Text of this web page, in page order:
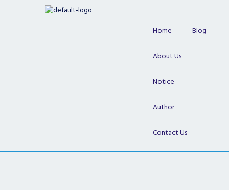
Home Blog
About Us
Notice
Author
Contact Us